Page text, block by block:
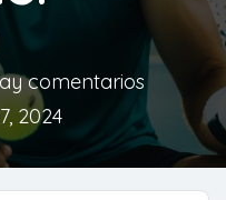
comentarios
2024